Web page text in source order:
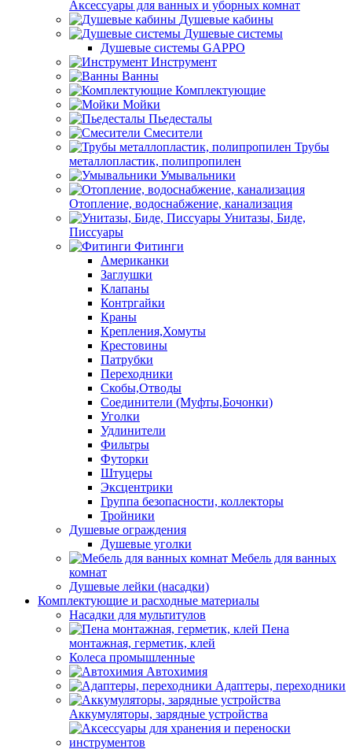
Аксессуары для ванных и уборных комнат
Душевые кабины
Душевые системы
Душевые системы GAPPO
Инструмент
Ванны
Комплектующие
Мойки
Пьедесталы
Смесители
Трубы
металлопластик, полипропилен
Умывальники
Отопление, водоснабжение, канализация
Унитазы, Биде,
Писсуары
Фитинги
Американки
Заглушки
Клапаны
Контргайки
Краны
Крепления,Хомуты
Крестовины
Патрубки
Переходники
Скобы,Отводы
Соединители (Муфты,Бочонки)
Уголки
Удлинители
Фильтры
Футорки
Штуцеры
Эксцентрики
Группа безопасности, коллекторы
Тройники
Душевые ограждения
Душевые уголки
Мебель для ванных
комнат
Душевые лейки (насадки)
Комплектующие и расходные материалы
Насадки для мультитулов
Пена
монтажная, герметик, клей
Колеса промышленные
Автохимия
Адаптеры, переходники
Аккумуляторы, зарядные устройства